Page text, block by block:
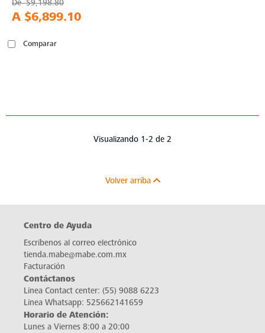
De$9,198.80
A $6,899.10
Comparar
Visualizando 1-2 de 2
Volver arriba
Centro de Ayuda
Escríbenos al correo electrónico
tienda.mabe@mabe.com.mx
Facturación
Contáctanos
Línea Contact center: (55) 9088 6223
Línea Whatsapp: 525662141659
Horario de Atención:
Lunes a Viernes 8:00 a 20:00